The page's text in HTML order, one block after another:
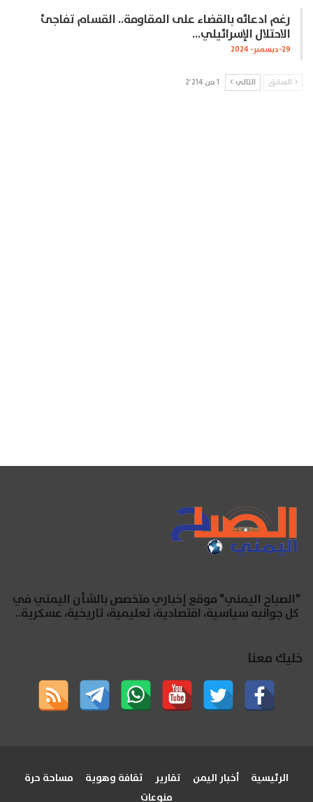
رغم ادعائه بالقضاء على المقاومة.. القسام تفاجئ
الاحتلال الإسرائيلي…
29-ديسمبر- 2024
السابق التالي 1 من 2٬214
"الصباح اليمني" موقع إخباري متخصص بالشأن اليمني في
كل جوانبه سياسية، اقتصادية، تعليمية، تاريخية، عسكرية..
خليك معنا
الرئيسية أخبار اليمن تقارير ثقافة وهوية
مساحة حرة
منوعات